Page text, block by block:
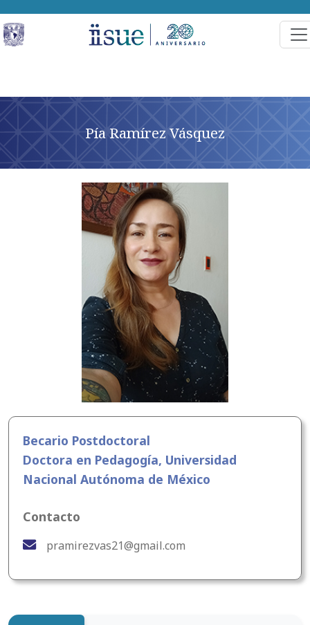
Pía Ramírez Vásquez
Becario Postdoctoral
Doctora en Pedagogía, Universidad
Nacional Autónoma de México
Contacto
pramirezvas21@gmail.com